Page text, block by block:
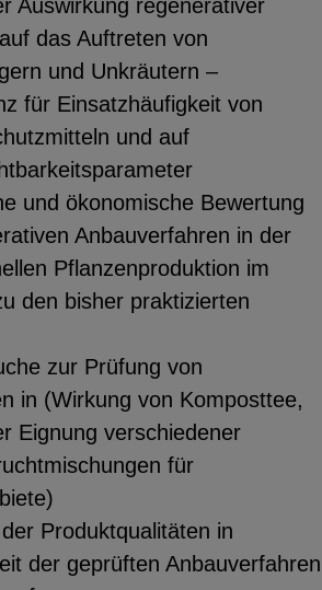
Auswirkung regenerativer
das Auftreten von
und Unkräutern –
für Einsatzhäufigkeit von
und auf
und ökonomische Bewertung
Anbauverfahren in der
Pflanzenproduktion im
den bisher praktizierten
zur Prüfung von
in (Wirkung von Komposttee,
Eignung verschiedener
für
Produktqualitäten in
der geprüften Anbauverfahren